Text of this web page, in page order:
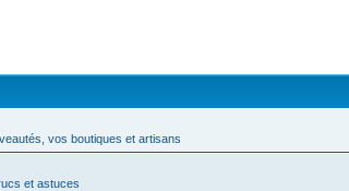
vos boutiques et artisans
et astuces